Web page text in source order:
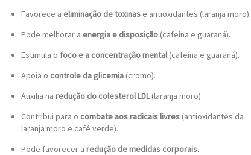
Favorece a eliminação de toxinas e antioxidantes (laranja moro).
Pode melhorar a energia e disposição (cafeína e guaraná).
Estimula o foco e a concentração mental(cafeína e guaraná).
Apoia o controle da glicemia (cromo).
Auxilia na redução do colesterol LDL(laranja moro).
Contribui para o combate aos radicais livres (antioxidantes da
laranja moro e café verde).
Pode favorecer a redução de medidas corporais.